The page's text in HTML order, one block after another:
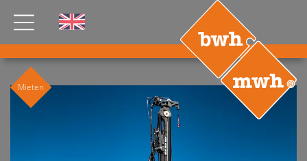
AKTUELLES
PRODUKTE
Mieten